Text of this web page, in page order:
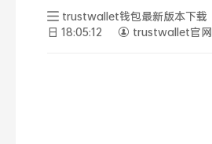
trustwallet钱包最新版本下载
日 18:05:12
trustwallet官网